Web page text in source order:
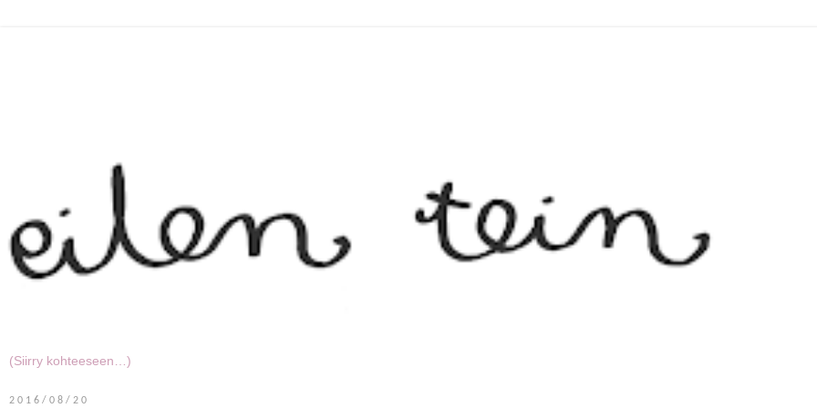
2016/08/20